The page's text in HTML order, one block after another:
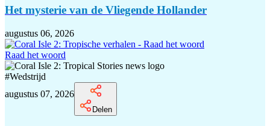
Het mysterie van de Vliegende Hollander
augustus 06, 2026
Raad het woord
#Wedstrijd
augustus 07, 2026
Delen